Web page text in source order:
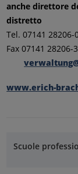
anche direttore
distretto
Tel. 07141 28206-
Fax 07141 28206-
www.erich-
Scuole